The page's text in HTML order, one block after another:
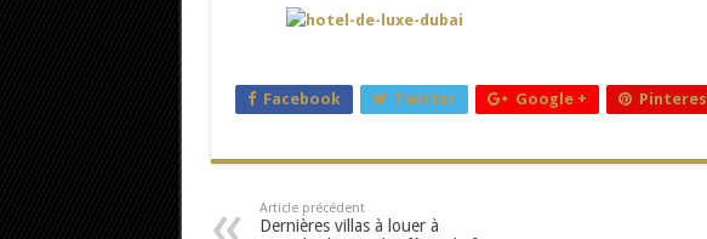
Facebook Twitter Google +
Article précédent
Dernières villas à louer à